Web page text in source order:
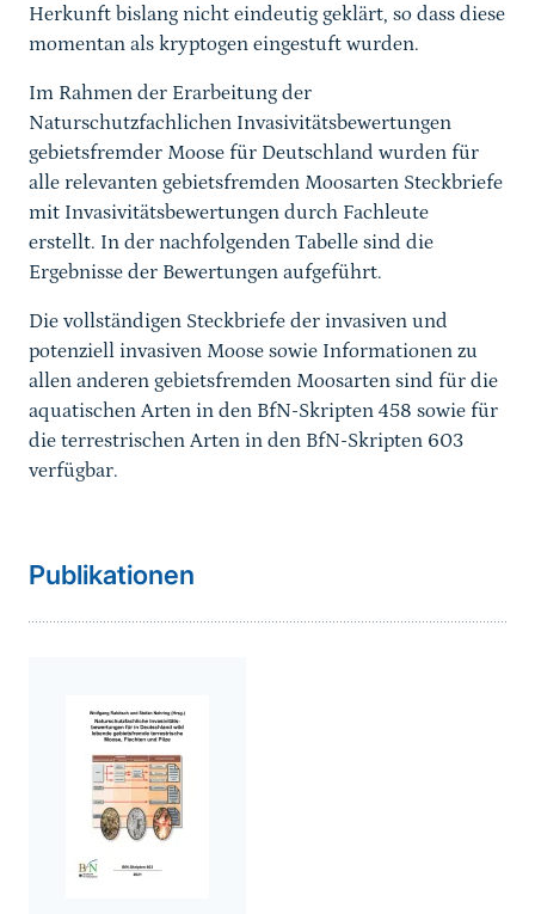
Herkunft bislang nicht eindeutig geklärt, so dass diese
momentan als kryptogen eingestuft wurden.
Im Rahmen der Erarbeitung der
Naturschutzfachlichen Invasivitätsbewertungen
gebietsfremder Moose für Deutschland wurden für
alle relevanten gebietsfremden Moosarten Steckbriefe
mit Invasivitätsbewertungen durch Fachleute
erstellt. In der nachfolgenden Tabelle sind die
Ergebnisse der Bewertungen aufgeführt.
Die vollständigen Steckbriefe der invasiven und
potenziell invasiven Moose sowie Informationen zu
allen anderen gebietsfremden Moosarten sind für die
aquatischen Arten in den BfN-Skripten 458 sowie für
die terrestrischen Arten in den BfN-Skripten 603
verfügbar.
weiterführender
Publikationen